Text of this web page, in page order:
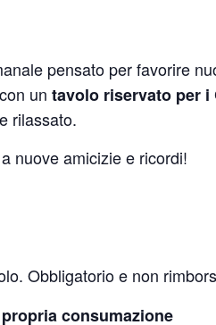
pensato per favorire
un tavolo riservato per i
rilassato.
nuove amicizie e ricordi!
Obbligatorio e non
consumazione